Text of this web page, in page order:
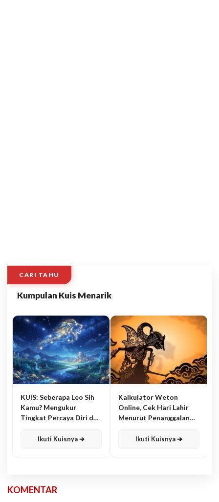
CARI TAHU
Kumpulan Kuis Menarik
KUIS: Seberapa Leo Sih
Kamu? Mengukur
Tingkat Percaya Diri dan
Ikuti Kuisnya ➔
Kalkulator Weton
Online, Cek Hari Lahir
Menurut Penanggalan
Ikuti Kuisnya ➔
KOMENTAR